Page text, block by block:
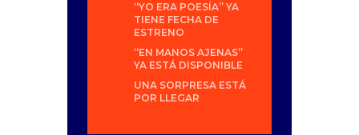
“YO ERA POESÍA” YA
TIENE FECHA DE
ESTRENO
“EN MANOS AJENAS”
YA ESTÁ DISPONIBLE
UNA SORPRESA ESTÁ
POR LLEGAR